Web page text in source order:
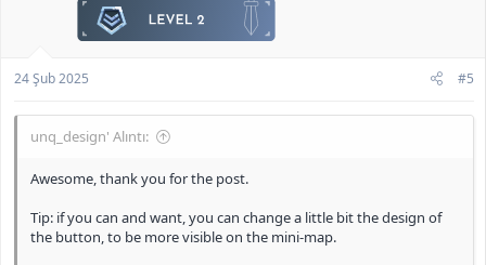
24 Şub 2025 #5
unq_design' Alıntı:
Awesome, thank you for the post.
Tip: if you can and want, you can change a little bit the design of
the button, to be more visible on the mini-map.